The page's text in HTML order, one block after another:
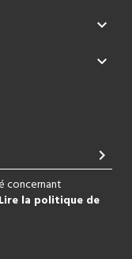


chevron_right
concernant
Lire la politique de